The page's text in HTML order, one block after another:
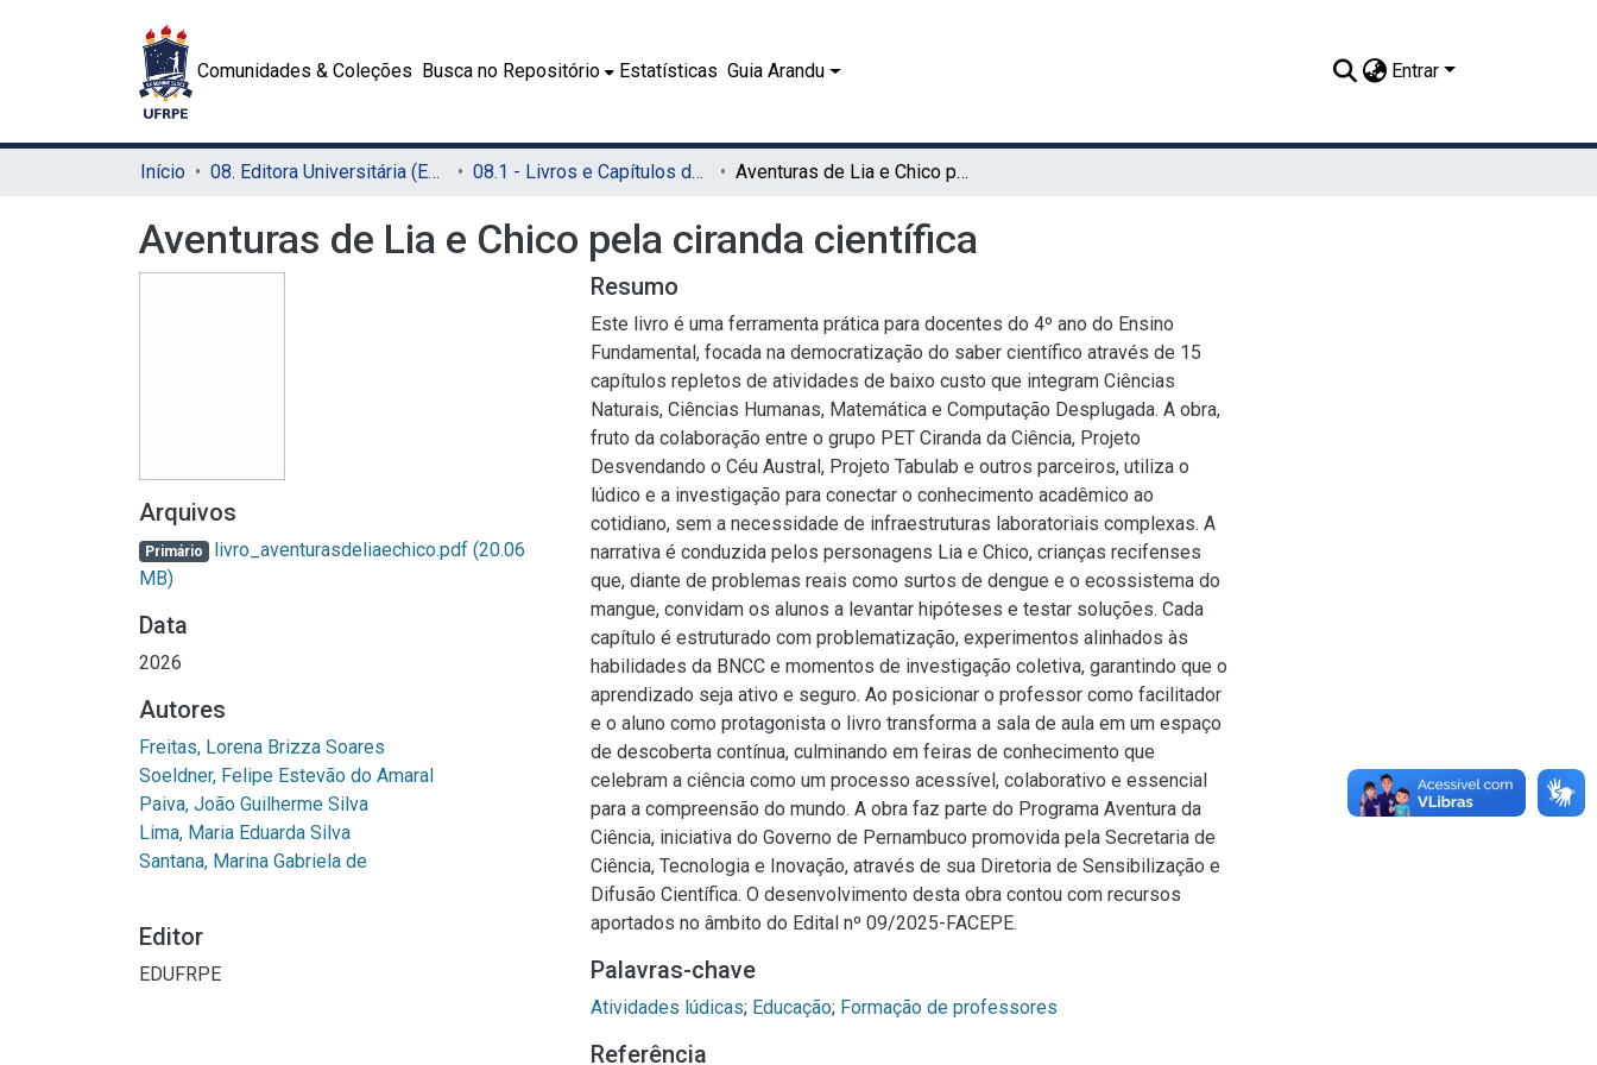
Comunidades & Coleções Busca no Repositório Estatísticas Guia Arandu Entrar
Início 08. Editora Universitária (EDUFRPE) 08.1 - Livros e Capítulos de Livros (EDUFRPE) Aventuras de Lia e Chico pela ciranda científica
Aventuras de Lia e Chico pela ciranda científica
Arquivos
Primário livro_aventurasdeliaechico.pdf (20.06
MB)
Data
2026
Autores
Freitas, Lorena Brizza Soares
Soeldner, Felipe Estevão do Amaral
Paiva, João Guilherme Silva
Lima, Maria Eduarda Silva
Santana, Marina Gabriela de
Editor
EDUFRPE
Resumo
Este livro é uma ferramenta prática para docentes do 4º ano do Ensino
Fundamental, focada na democratização do saber científico através de 15
capítulos repletos de atividades de baixo custo que integram Ciências
Naturais, Ciências Humanas, Matemática e Computação Desplugada. A obra,
fruto da colaboração entre o grupo PET Ciranda da Ciência, Projeto
Desvendando o Céu Austral, Projeto Tabulab e outros parceiros, utiliza o
lúdico e a investigação para conectar o conhecimento acadêmico ao
cotidiano, sem a necessidade de infraestruturas laboratoriais complexas. A
narrativa é conduzida pelos personagens Lia e Chico, crianças recifenses
que, diante de problemas reais como surtos de dengue e o ecossistema do
mangue, convidam os alunos a levantar hipóteses e testar soluções. Cada
capítulo é estruturado com problematização, experimentos alinhados às
habilidades da BNCC e momentos de investigação coletiva, garantindo que o
aprendizado seja ativo e seguro. Ao posicionar o professor como facilitador
e o aluno como protagonista o livro transforma a sala de aula em um espaço
de descoberta contínua, culminando em feiras de conhecimento que
celebram a ciência como um processo acessível, colaborativo e essencial
para a compreensão do mundo. A obra faz parte do Programa Aventura da
Ciência, iniciativa do Governo de Pernambuco promovida pela Secretaria de
Ciência, Tecnologia e Inovação, através de sua Diretoria de Sensibilização e
Difusão Científica. O desenvolvimento desta obra contou com recursos
aportados no âmbito do Edital nº 09/2025-FACEPE.
Palavras-chave
Atividades lúdicas; Educação; Formação de professores
Referência